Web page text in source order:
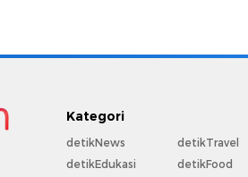
Kategori
detikNews
detikEdukasi
detikTravel
detikFood